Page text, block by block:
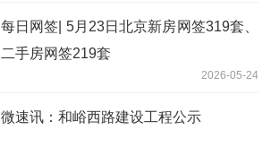
每日网签| 5月23日北京新房网签319套、
二手房网签219套
2026-05-24
微速讯：和峪西路建设工程公示